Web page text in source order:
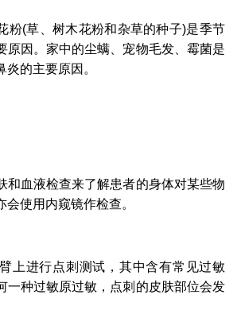
粉(草、树木花粉和杂草的种子)是季节
原因。家中的尘螨、宠物毛发、霉菌是
的主要原因。
和血液检查来了解患者的身体对某些物
会使用内窥镜作检查。
上进行点刺测试，其中含有常见过敏
一种过敏原过敏，点刺的皮肤部位会发